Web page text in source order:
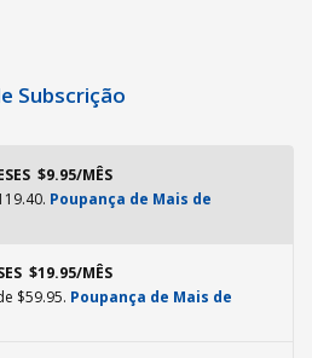
Subscrição
 $9.95/MÊS
Poupança de Mais de
 $19.95/MÊS
$59.95. Poupança de Mais de